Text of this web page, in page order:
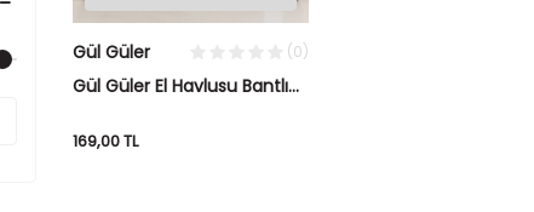
Gül Güler (0)
Gül Güler El Havlusu Bantlı
169,00TL